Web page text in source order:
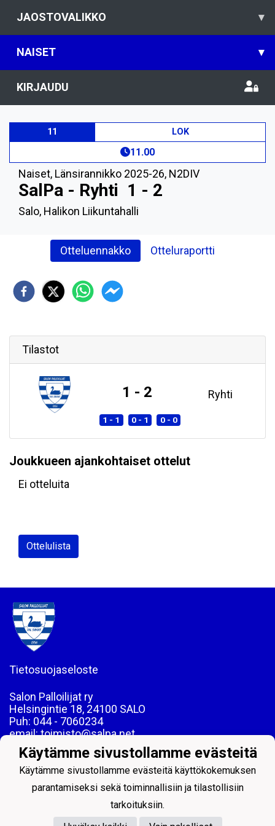
JAOSTOVALIKKO ▾
NAISET ▾
KIRJAUDU
11 LOK
11.00
Naiset, Länsirannikko 2025-26, N2DIV
SalPa - Ryhti 1 - 2
Salo, Halikon Liikuntahalli
Otteluennakko Otteluraportti
Tilastot
1 - 2 Ryhti
1 - 1 0 - 1 0 - 0
Joukkueen ajankohtaiset ottelut
Ei otteluita
Ottelulista
Tietosuojaseloste
Salon Palloilijat ry
Helsingintie 18, 24100 SALO
Puh: 044 - 7060234
email: toimisto@salpa.net
LY 0139538-2
Käytämme sivustollamme evästeitä
Käytämme sivustollamme evästeitä käyttökokemuksen
parantamiseksi sekä toiminnallisiin ja tilastollisiin
tarkoituksiin.